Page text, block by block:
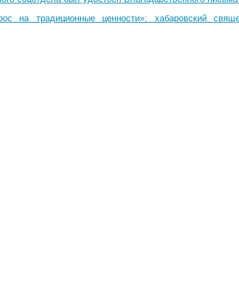
на традиционные ценности»: хабаровский